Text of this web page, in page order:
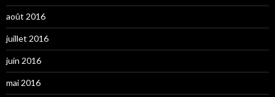
août 2016
juillet 2016
juin 2016
mai 2016